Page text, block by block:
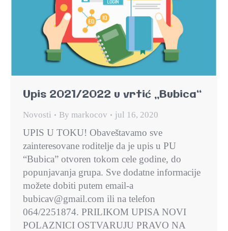
Upis 2021/2022 u vrtić „Bubica“
Novosti By markocov jul 16, 2020
UPIS U TOKU! Obaveštavamo sve
zainteresovane roditelje da je upis u PU
“Bubica” otvoren tokom cele godine, do
popunjavanja grupa. Sve dodatne informacije
možete dobiti putem email-a
bubicav@gmail.com ili na telefon
064/2251874. PRILIKOM UPISA NOVI
POLAZNICI OSTVARUJU PRAVO NA